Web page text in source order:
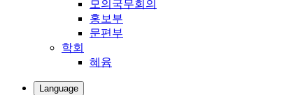
모의국무회의
홍보부
문편부
학회
혜윰
Language